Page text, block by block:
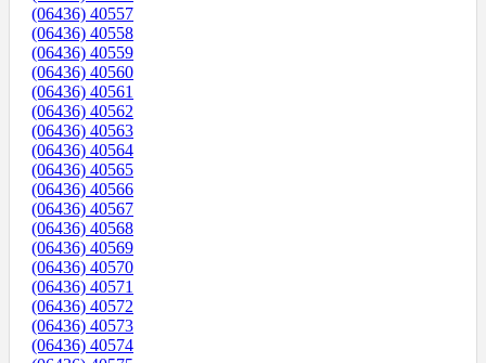
(06436) 40557
(06436) 40558
(06436) 40559
(06436) 40560
(06436) 40561
(06436) 40562
(06436) 40563
(06436) 40564
(06436) 40565
(06436) 40566
(06436) 40567
(06436) 40568
(06436) 40569
(06436) 40570
(06436) 40571
(06436) 40572
(06436) 40573
(06436) 40574